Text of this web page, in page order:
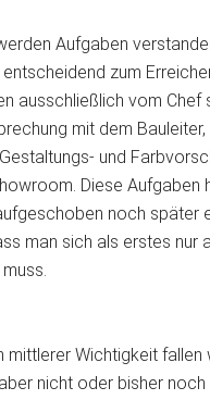
Aufgaben
zum
ausschließlich vom
mit dem
und
Diese
noch später
man sich als erstes nur
Wichtigkeit
nicht oder bisher